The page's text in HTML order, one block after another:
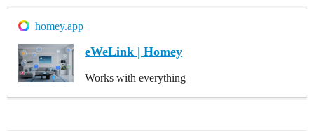
homey.app
eWeLink | Homey
Works with everything